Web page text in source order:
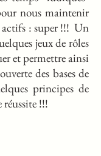
nous maintenir
actifs : super !!! Un
jeux de rôles
et permettre ainsi
des bases de
principes de
!!!